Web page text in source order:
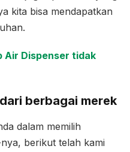
kita bisa mendapatkan
Air Dispenser tidak
berbagai merek
dalam memilih
berikut telah kami